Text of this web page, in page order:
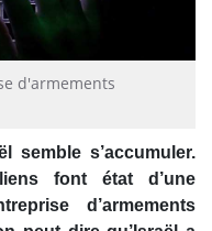
d'armements
semble s’accumuler.
font état d’une
d’armements